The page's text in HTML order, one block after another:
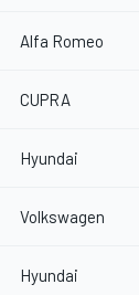
Alfa Romeo
CUPRA
Hyundai
Volkswagen
Hyundai